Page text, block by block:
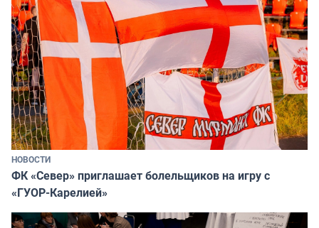
НОВОСТИ
ФК «Север» приглашает болельщиков на игру с
«ГУОР-Карелией»